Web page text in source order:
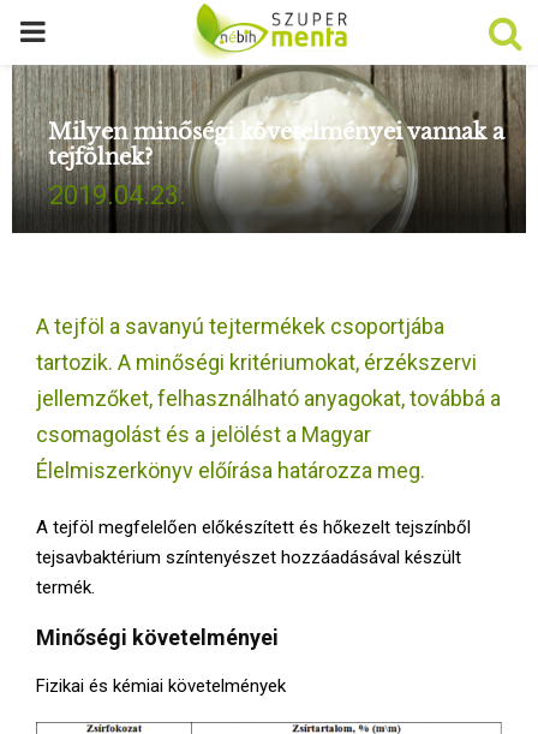
P
R
I
M
R
Y
M
E
U
Milyen minőségi követelményei vannak a
tejfölnek?
2019.04.23.
A tejföl a savanyú tejtermékek csoportjába
tartozik. A minőségi kritériumokat, érzékszervi
jellemzőket, felhasználható anyagokat, továbbá a
csomagolást és a jelölést a Magyar
Élelmiszerkönyv előírása határozza meg.
A tejföl megfelelően előkészített és hőkezelt tejszínből
tejsavbaktérium színtenyészet hozzáadásával készült
termék.
Minőségi követelményei
Fizikai és kémiai követelmények